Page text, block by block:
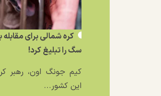
کره شمالی برای
سگ را تبلیغ کرد!
کیم جونگ اون، رهبر
این کشور...